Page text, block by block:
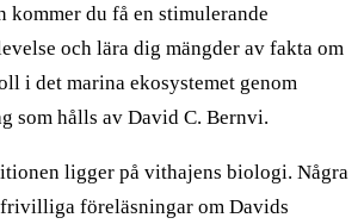
kommer du få en stimulerande
och lära dig mängder av fakta om
i det marina ekosystemet genom
som hålls av David C. Bernvi.
ligger på vithajens biologi. Några
föreläsningar om Davids